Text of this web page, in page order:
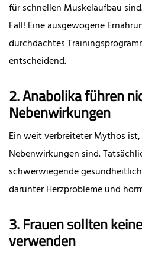
für schnellen Muskelaufbau
Fall! Eine ausgewogene
durchdachtes
entscheidend.
2. Anabolika führen
Nebenwirkungen
Ein weit verbreiteter Mythos
Nebenwirkungen sind.
schwerwiegende
darunter Herzprobleme und
3. Frauen sollten
verwenden